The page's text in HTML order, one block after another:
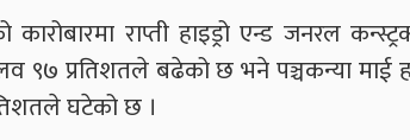
राप्ती हाइड्रो एन्ड जनरल
९७ प्रतिशतले बढेको छ भने पञ्चकन्या माई
घटेको छ ।